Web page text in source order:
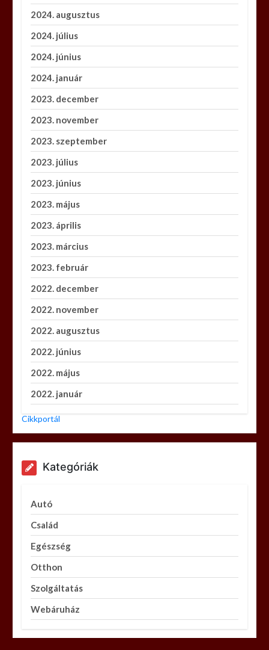
2024. augusztus
2024. július
2024. június
2024. január
2023. december
2023. november
2023. szeptember
2023. július
2023. június
2023. május
2023. április
2023. március
2023. február
2022. december
2022. november
2022. augusztus
2022. június
2022. május
2022. január
Cikkportál
Kategóriák
Autó
Család
Egészség
Otthon
Szolgáltatás
Webáruház